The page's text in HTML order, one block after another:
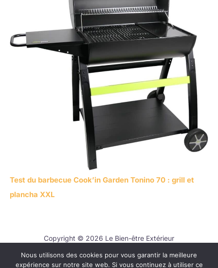
Test du barbecue Cook’in Garden Tonino 70 : grill et
plancha XXL
Copyright © 2026 Le Bien-être Extérieur
Contact
Nous utilisons des cookies pour vous garantir la meilleure
expérience sur notre site web. Si vous continuez à utiliser ce